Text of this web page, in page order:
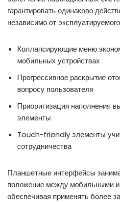
гарантировать одинаково
независимо от
Коллапсирующие меню
мобильных устройствах
Прогрессивное раскрытие
вопросу пользователя
Приоритизация наполнения
элементы
Touch-friendly элементы
сотрудничества
Планшетные интерфейсы
положение между мобильными
обеспечивая применять более